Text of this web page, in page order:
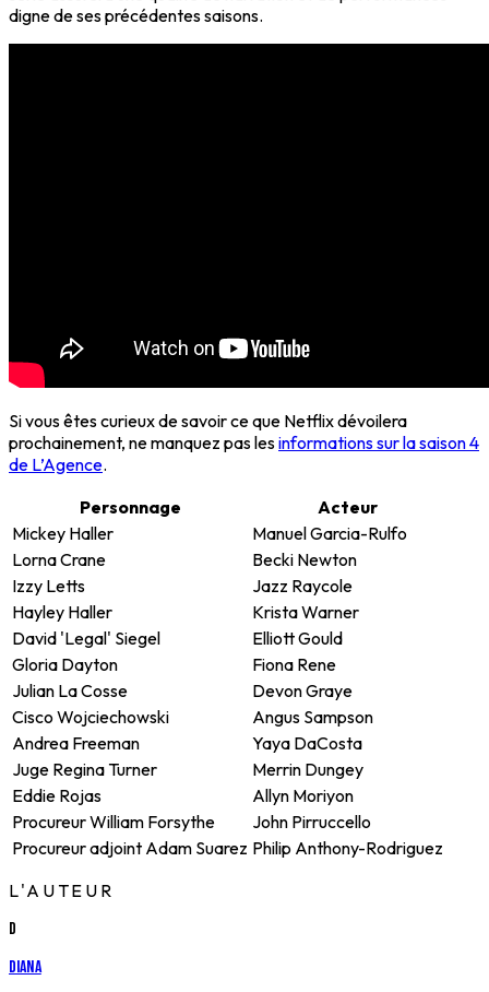
digne de ses précédentes saisons.
Si vous êtes curieux de savoir ce que Netflix dévoilera
prochainement, ne manquez pas lesinformations sur la saison 4
de L’Agence.
Personnage
Acteur
Mickey Haller
Manuel Garcia-Rulfo
Lorna Crane
Becki Newton
Izzy Letts
Jazz Raycole
Hayley Haller
Krista Warner
David 'Legal' Siegel
Elliott Gould
Gloria Dayton
Fiona Rene
Julian La Cosse
Devon Graye
Cisco Wojciechowski
Angus Sampson
Andrea Freeman
Yaya DaCosta
Juge Regina Turner
Merrin Dungey
Eddie Rojas
Allyn Moriyon
Procureur William Forsythe
John Pirruccello
Procureur adjoint Adam Suarez Philip Anthony-Rodriguez
L'AUTEUR
D
Diana